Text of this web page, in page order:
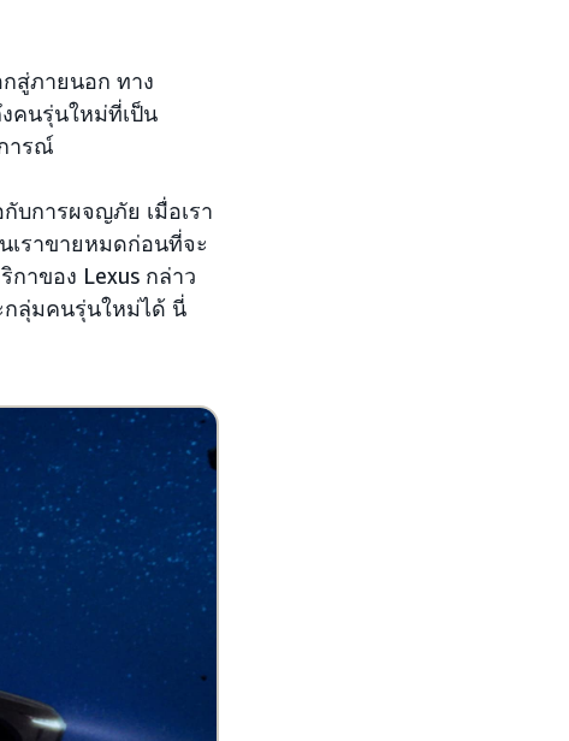
สู่ภายนอก ทาง
คนรุ่นใหม่ที่เป็น
ารณ์
บการผจญภัย เมื่อเรา
เราขายหมดก่อนที่จะ
าของ Lexus กล่าว
กลุ่มคนรุ่นใหม่ได้ นี่